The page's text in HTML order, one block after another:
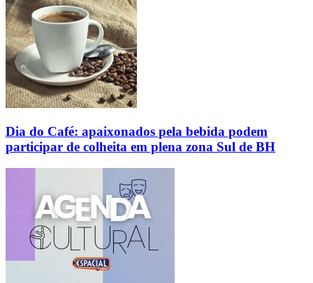
Dia do Café: apaixonados pela bebida podem
participar de colheita em plena zona Sul de BH